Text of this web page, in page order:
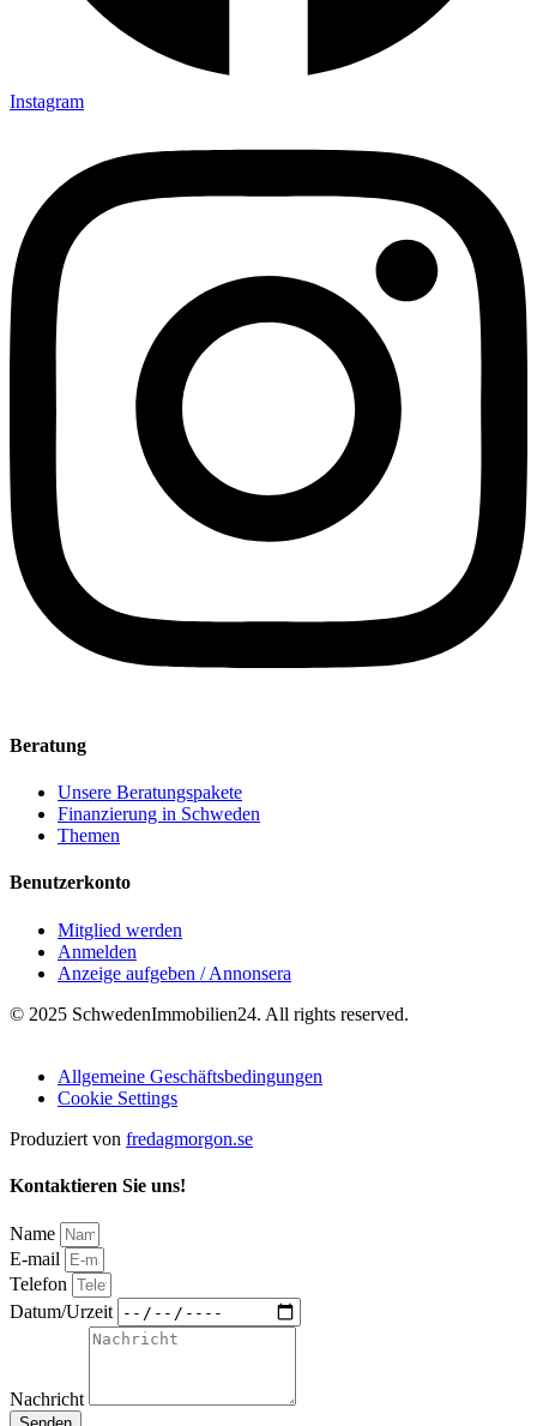
Instagram
Beratung
Unsere Beratungspakete
Finanzierung in Schweden
Themen
Benutzerkonto
Mitglied werden
Anmelden
Anzeige aufgeben / Annonsera
© 2025 SchwedenImmobilien24. All rights reserved.
Allgemeine Geschäftsbedingungen
Cookie Settings
Produziert von fredagmorgon.se
Kontaktieren Sie uns!
Name
E-mail
Telefon
Datum/Urzeit
Nachricht